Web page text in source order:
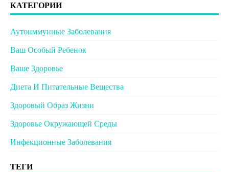
КАТЕГОРИИ
Аутоиммунные Заболевания
Ваш Особый Ребенок
Ваше Здоровье
Диета И Питательные Вещества
Здоровый Образ Жизни
Здоровье Окружающей Среды
Инфекционные Заболевания
ТЕГИ